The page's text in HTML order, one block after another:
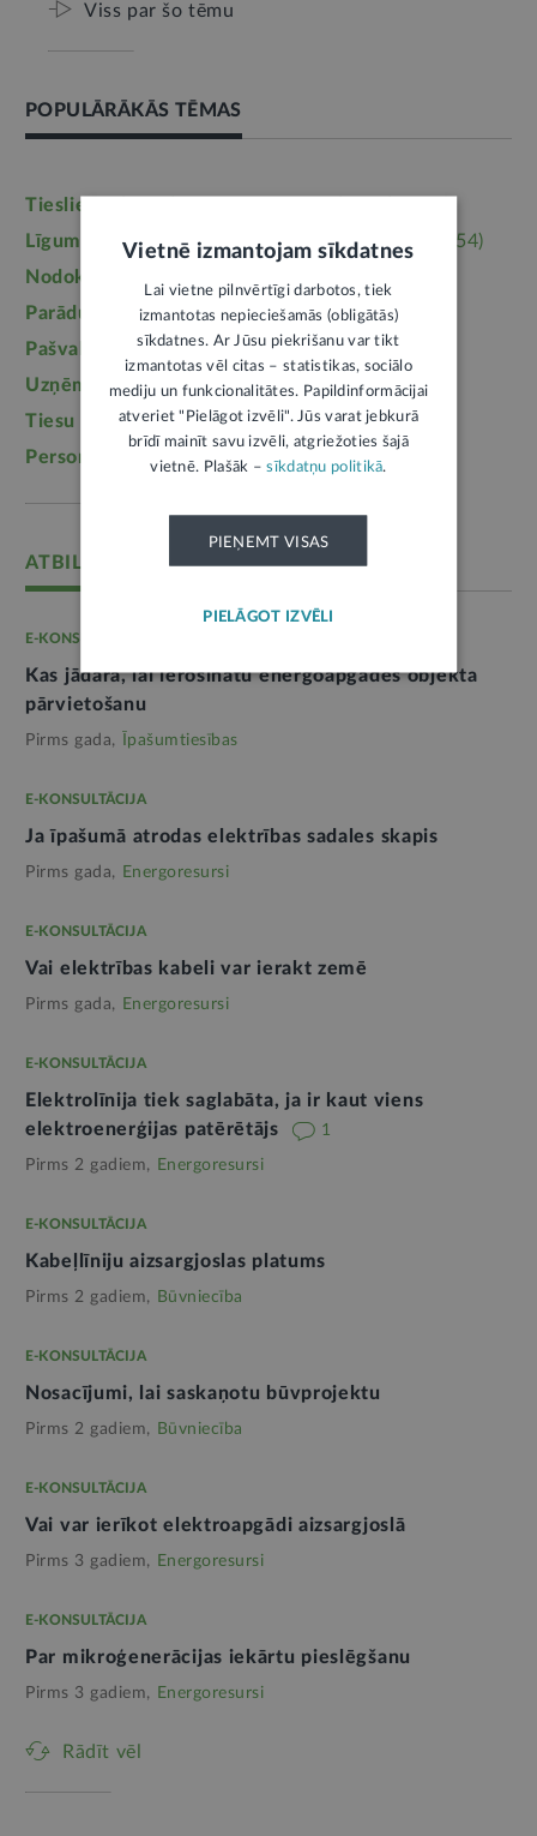
Viss par šo tēmu
POPULĀRĀKĀS TĒMAS
Tieslietas
Līgumi, dokumenti
(5364) Īpašumtiesības
(3954)
Nodokļi
Parādu piedziņa(2558) Labklājība(2254)
Pašvaldības(2217) Uzturlīdzekļi(1457)
Uzņēmējdarbība (1355) Ģimene(1241)
Tiesu sistēma(1099) Izglītība(1095)
Personas dati
(1052)
ATBILD: AS "SADALES TĪKLS"
E-KONSULTĀCIJA
Kas jādara, lai ierosinātu energoapgādes objekta
pārvietošanu
Pirms gada, Īpašumtiesības
E-KONSULTĀCIJA
Ja īpašumā atrodas elektrības sadales skapis
Pirms gada, Energoresursi
E-KONSULTĀCIJA
Vai elektrības kabeli var ierakt zemē
Pirms gada, Energoresursi
E-KONSULTĀCIJA
Elektrolīnija tiek saglabāta, ja ir kaut viens
elektroenerģijas patērētājs
1
Pirms 2 gadiem, Energoresursi
E-KONSULTĀCIJA
Kabeļlīniju aizsargjoslas platums
Pirms 2 gadiem, Būvniecība
E-KONSULTĀCIJA
Nosacījumi, lai saskaņotu būvprojektu
Pirms 2 gadiem, Būvniecība
E-KONSULTĀCIJA
Vai var ierīkot elektroapgādi aizsargjoslā
Pirms 3 gadiem, Energoresursi
E-KONSULTĀCIJA
Par mikroģenerācijas iekārtu pieslēgšanu
Pirms 3 gadiem, Energoresursi
Rādīt vēl
Vietnē izmantojam sīkdatnes
Lai vietne pilnvērtīgi darbotos, tiek
izmantotas nepieciešamās (obligātās)
sīkdatnes. Ar Jūsu piekrišanu var tikt
izmantotas vēl citas – statistikas, sociālo
mediju un funkcionalitātes. Papildinformācijai
atveriet "Pielāgot izvēli". Jūs varat jebkurā
brīdī mainīt savu izvēli, atgriežoties šajā
vietnē. Plašāk –sīkdatņu politikā.
PIEŅEMT VISAS
PIELĀGOT IZVĒLI